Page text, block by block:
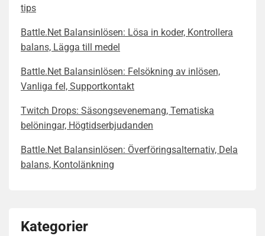
tips
Battle.Net Balansinlösen: Lösa in koder, Kontrollera
balans, Lägga till medel
Battle.Net Balansinlösen: Felsökning av inlösen,
Vanliga fel, Supportkontakt
Twitch Drops: Säsongsevenemang, Tematiska
belöningar, Högtidserbjudanden
Battle.Net Balansinlösen: Överföringsalternativ, Dela
balans, Kontolänkning
Kategorier